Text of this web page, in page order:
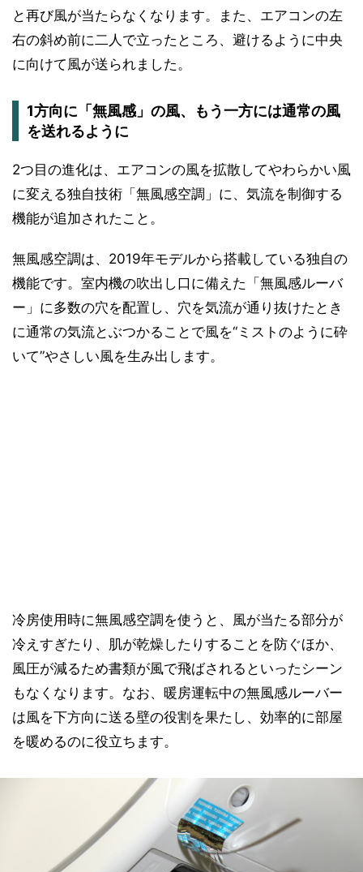
と再び風が当たらなくなります。また、エアコンの左
右の斜め前に二人で立ったところ、避けるように中央
に向けて風が送られました。
1方向に「無風感」の風、もう一方には通常の風
を送れるように
2つ目の進化は、エアコンの風を拡散してやわらかい風
に変える独自技術「無風感空調」に、気流を制御する
機能が追加されたこと。
無風感空調は、2019年モデルから搭載している独自の
機能です。室内機の吹出し口に備えた「無風感ルーバ
ー」に多数の穴を配置し、穴を気流が通り抜けたとき
に通常の気流とぶつかることで風を“ミストのように砕
いて”やさしい風を生み出します。
冷房使用時に無風感空調を使うと、風が当たる部分が
冷えすぎたり、肌が乾燥したりすることを防ぐほか、
風圧が減るため書類が風で飛ばされるといったシーン
もなくなります。なお、暖房運転中の無風感ルーバー
は風を下方向に送る壁の役割を果たし、効率的に部屋
を暖めるのに役立ちます。